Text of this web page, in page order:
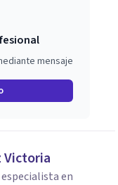
mensaje
Victoria
en